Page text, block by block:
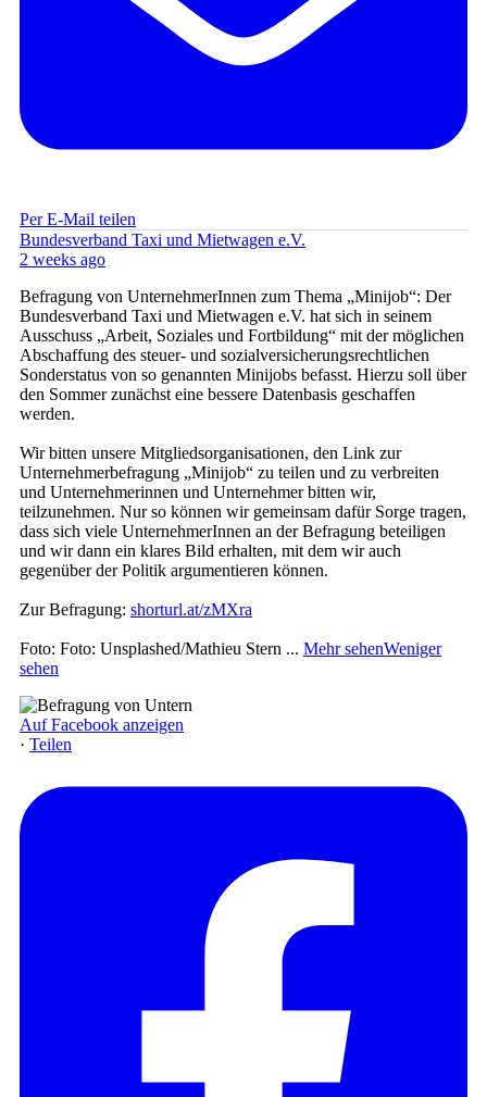
Per E-Mail teilen
Bundesverband Taxi und Mietwagen e.V.
2 weeks ago
Befragung von UnternehmerInnen zum Thema „Minijob“: Der
Bundesverband Taxi und Mietwagen e.V. hat sich in seinem
Ausschuss „Arbeit, Soziales und Fortbildung“ mit der möglichen
Abschaffung des steuer- und sozialversicherungsrechtlichen
Sonderstatus von so genannten Minijobs befasst. Hierzu soll über
den Sommer zunächst eine bessere Datenbasis geschaffen
werden.
Wir bitten unsere Mitgliedsorganisationen, den Link zur
Unternehmerbefragung „Minijob“ zu teilen und zu verbreiten
und Unternehmerinnen und Unternehmer bitten wir,
teilzunehmen. Nur so können wir gemeinsam dafür Sorge tragen,
dass sich viele UnternehmerInnen an der Befragung beteiligen
und wir dann ein klares Bild erhalten, mit dem wir auch
gegenüber der Politik argumentieren können.
Zur Befragung: shorturl.at/zMXra
Foto: Foto: Unsplashed/Mathieu Stern ... Mehr sehenWeniger
sehen
Auf Facebook anzeigen
· Teilen